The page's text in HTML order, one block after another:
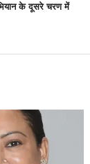
के दूसरे चरण में